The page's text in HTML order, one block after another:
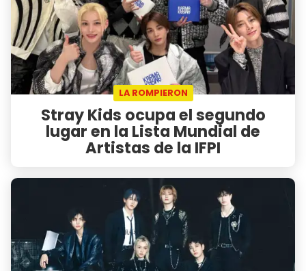
LA ROMPIERON
Stray Kids ocupa el segundo
lugar en la Lista Mundial de
Artistas de la IFPI